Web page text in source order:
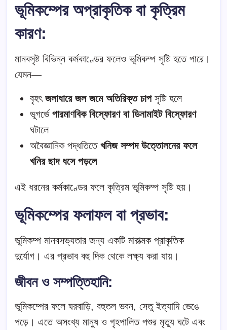
ভূমিকম্পের অপ্রাকৃতিক বা কৃত্রিম
কারণ:
মানবসৃষ্ট বিভিন্ন কর্মকাণ্ডের ফলেও ভূমিকম্প সৃষ্টি হতে পারে।
যেমন—
বৃহৎ জলাধারে জল জমে অতিরিক্ত চাপসৃষ্টি হলে
ভূগর্ভে পারমাণবিক বিস্ফোরণ বা ডিনামাইট বিস্ফোরণ
ঘটালে
অবৈজ্ঞানিক পদ্ধতিতে খনিজ সম্পদ উত্তোলনের ফলে
খনির ছাদ ধসে পড়লে
এই ধরনের কর্মকাণ্ডের ফলে কৃত্রিম ভূমিকম্প সৃষ্টি হয়।
ভূমিকম্পের ফলাফল বা প্রভাব:
ভূমিকম্প মানবসভ্যতার জন্য একটি মারাত্মক প্রাকৃতিক
দুর্যোগ। এর প্রভাব বহু দিক থেকে লক্ষ্য করা যায়।
জীবন ও সম্পত্তিহানি:
ভূমিকম্পের ফলে ঘরবাড়ি, বহুতল ভবন, সেতু ইত্যাদি ভেঙে
পড়ে। এতে অসংখ্য মানুষ ও গৃহপালিত পশুর মৃত্যু ঘটে এবং